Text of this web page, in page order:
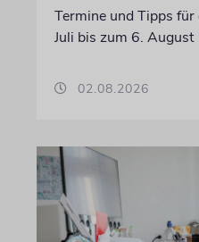
Termine und Tipps
Juli bis zum 6. August
02.08.2026